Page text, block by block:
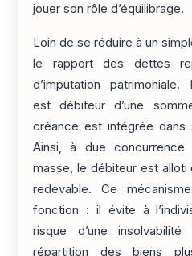
jouer son rôle d’équilibrage.
Loin de se réduire à un
le rapport des dettes
d’imputation patrimoniale.
est débiteur d’une
créance est intégrée
Ainsi, à due
masse, le débiteur est
redevable. Ce
fonction : il évite à
risque d’une
répartition des biens